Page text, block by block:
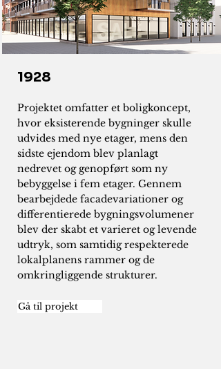
1928
Projektet omfatter et boligkoncept,
hvor eksisterende bygninger skulle
udvides med nye etager, mens den
sidste ejendom blev planlagt
nedrevet og genopført som ny
bebyggelse i fem etager. Gennem
bearbejdede facadevariationer og
differentierede bygningsvolumener
blev der skabt et varieret og levende
udtryk, som samtidig respekterede
lokalplanens rammer og de
omkringliggende strukturer.
Gå til projekt